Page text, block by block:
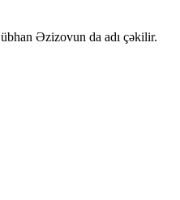
Əzizovun da adı çəkilir.